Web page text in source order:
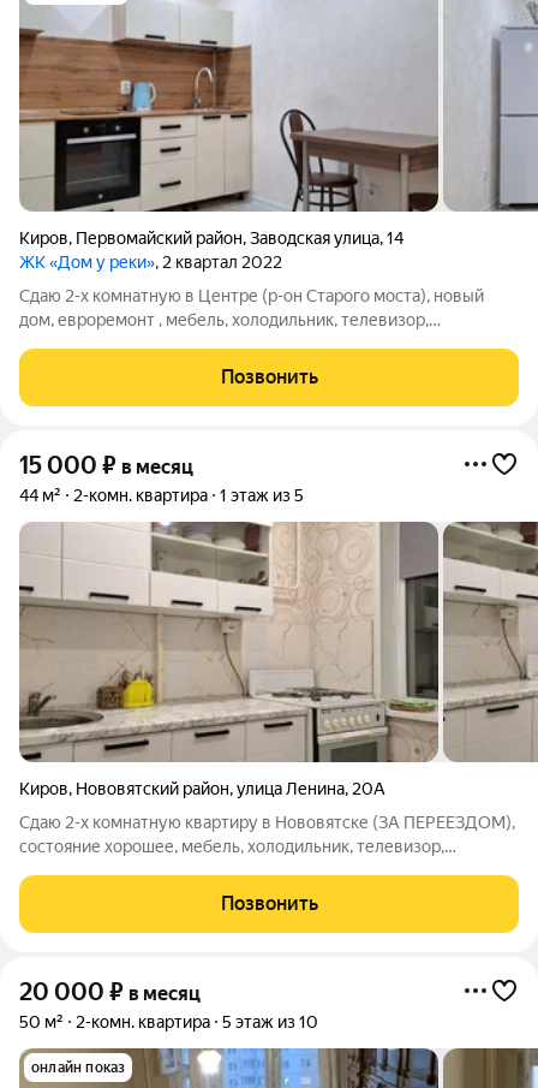
Киров, Первомайский район,Заводская улица,14
ЖК «Дом у реки», 2 квартал 2022
Сдаю 2-х комнатную в Центре (р-он Старого моста), новый
дом, евроремонт , мебель, холодильник, телевизор,
Видеонаблюдение. Цена 23000+коммунальные платежи.
Залог можно разделить на несколько
Позвонить
15 000 ₽ в месяц
44 м² 2-комн. квартира 1 этаж из 5
Киров, Нововятский район,улица Ленина, 20А
Сдаю 2-х комнатную квартиру в Нововятске (ЗА ПЕРЕЕЗДОМ),
состояние хорошее, мебель, холодильник, телевизор,
15000+коммунальные платежи. Фотографии настоящие.
Позвонить
20 000 ₽ в месяц
50 м² 2-комн. квартира 5 этаж из 10
онлайн показ